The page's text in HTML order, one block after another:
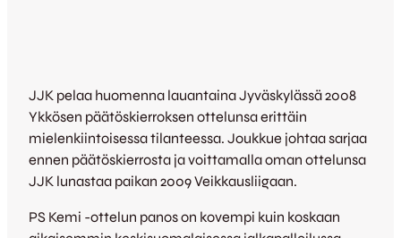
JJK pelaa huomenna lauantaina Jyväskylässä 2008
Ykkösen päätöskierroksen ottelunsa erittäin
mielenkiintoisessa tilanteessa. Joukkue johtaa sarjaa
ennen päätöskierrosta ja voittamalla oman ottelunsa
JJK lunastaa paikan 2009 Veikkausliigaan.
PS Kemi -ottelun panos on kovempi kuin koskaan